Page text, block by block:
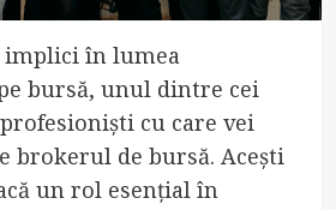
implici în lumea
bursă, unul dintre cei
cu care vei
brokerul de bursă. Acești
un rol esențial în